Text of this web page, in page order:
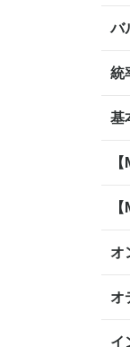
バ
統
基
オ
オ
イ